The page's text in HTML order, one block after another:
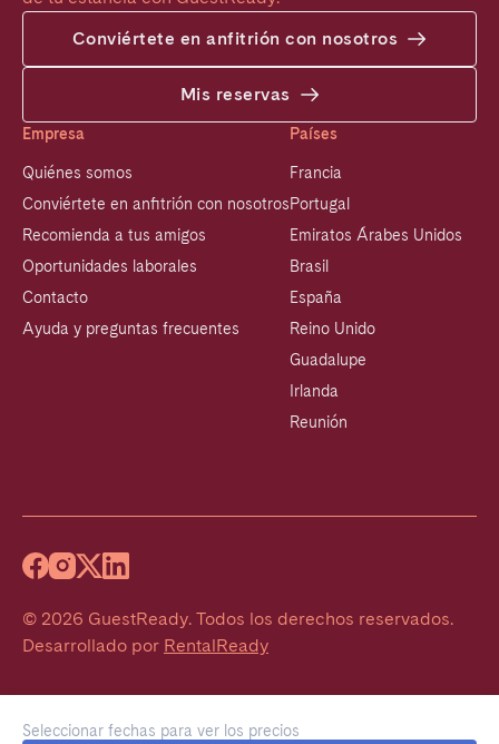
Seleccionar fechas para ver los precios
Conviértete en anfitrión con nosotros
Mis reservas
Empresa
Quiénes somos
Conviértete en anfitrión con nosotros
Recomienda a tus amigos
Oportunidades laborales
Contacto
Ayuda y preguntas frecuentes
Países
Francia
Portugal
Emiratos Árabes Unidos
Brasil
España
Reino Unido
Guadalupe
Irlanda
Reunión
© 2026 GuestReady. Todos los derechos reservados.
Desarrollado por RentalReady